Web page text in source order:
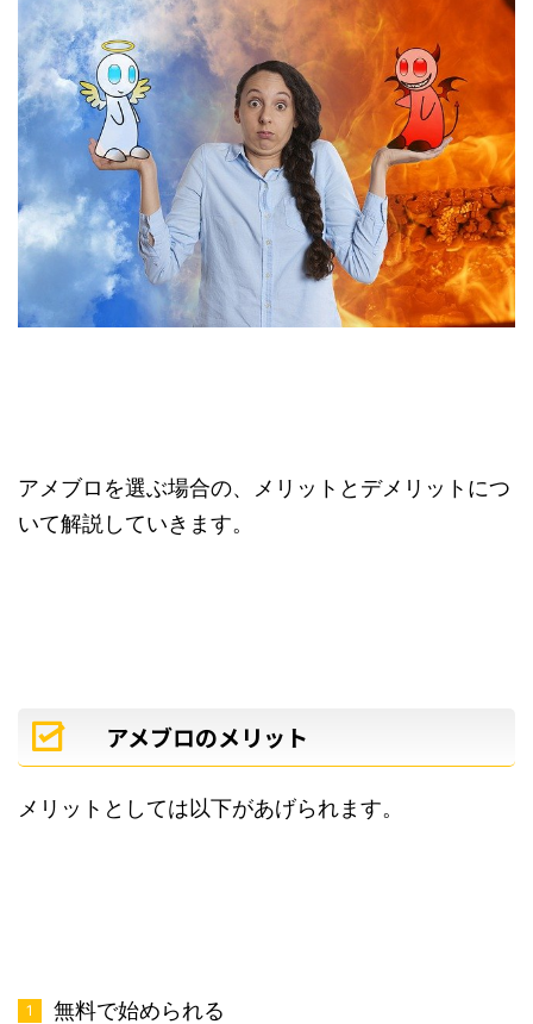
アメブロを選ぶ場合の、メリットとデメリットにつ
いて解説していきます。
アメブロのメリット
メリットとしては以下があげられます。
無料で始められる